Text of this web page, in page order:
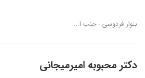
بلوار فردوسی - جنب ا...
دکتر محبوبه امیرمیجانی